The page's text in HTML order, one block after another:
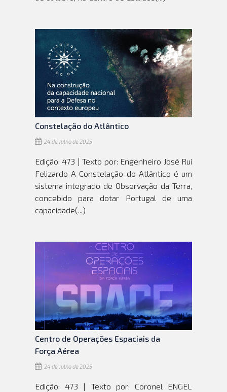
Constelação do Atlântico
24 de Julho de 2025
Edição: 473 | Texto por: Engenheiro José Rui
Felizardo A Constelação do Atlântico é um
sistema integrado de Observação da Terra,
concebido para dotar Portugal de uma
capacidade(...)
Centro de Operações Espaciais da
Força Aérea
24 de Julho de 2025
Edição: 473 | Texto por: Coronel ENGEL